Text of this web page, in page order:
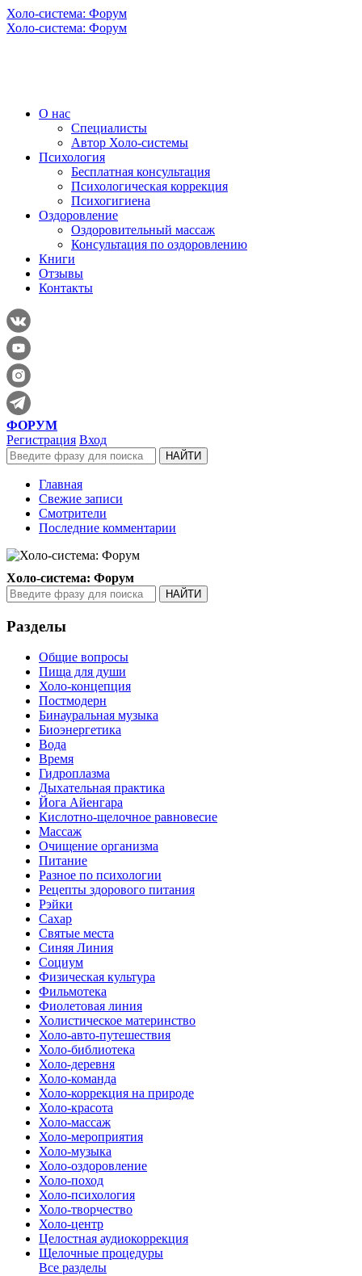
Холо-система: Форум
Холо-система: Форум
О нас
Специалисты
Автор Холо-системы
Психология
Бесплатная консультация
Психологическая коррекция
Психогигиена
Оздоровление
Оздоровительный массаж
Консультация по оздоровлению
Книги
Отзывы
Контакты
ФОРУМ
Регистрация Вход
Главная
Свежие записи
Смотрители
Последние комментарии
Холо-система: Форум
Разделы
Общие вопросы
Пища для души
Холо-концепция
Постмодерн
Бинауральная музыка
Биоэнергетика
Вода
Время
Гидроплазма
Дыхательная практика
Йога Айенгара
Кислотно-щелочное равновесие
Массаж
Очищение организма
Питание
Разное по психологии
Рецепты здорового питания
Рэйки
Сахар
Святые места
Синяя Линия
Социум
Физическая культура
Фильмотека
Фиолетовая линия
Холистическое материнство
Холо-авто-путешествия
Холо-библиотека
Холо-деревня
Холо-команда
Холо-коррекция на природе
Холо-красота
Холо-массаж
Холо-мероприятия
Холо-музыка
Холо-оздоровление
Холо-поход
Холо-психология
Холо-творчество
Холо-центр
Целостная аудиокоррекция
Щелочные процедуры
Все разделы